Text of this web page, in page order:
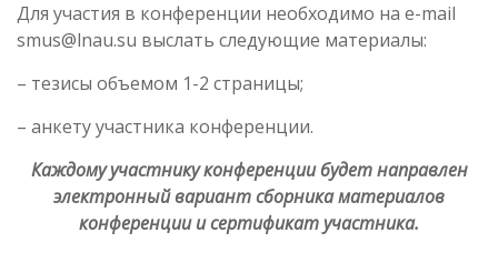
Для участия в конференции необходимо на e-mail
smus@lnau.su выслать следующие материалы:
– тезисы объемом 1-2 страницы;
– анкету участника конференции.
Каждому участнику конференции будет направлен
электронный вариант сборника материалов
конференции и сертификат участника.